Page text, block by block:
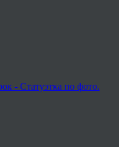
- Статуэтка по фото.